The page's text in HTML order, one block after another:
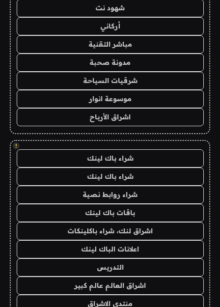
شهود نت
أركاني
مباشر التقنية
مدونة صحبة
شرقيات السياحة
موسوعة انوار
اشراق الأرباح
!
شراء باك لينك
شراء باك لينك
شراء روابط نصية
باقات باك لينك
اشراق لنك، شراء باكلينكات
اعلانات الباك لينك
التدريس
اشراق العالم عالم كبير
منتدى الاشراق